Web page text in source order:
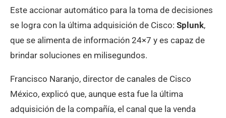
Este accionar automático para la toma de decisiones
se logra con la última adquisición de Cisco: Splunk,
que se alimenta de información 24×7 y es capaz de
brindar soluciones en milisegundos.
Francisco Naranjo, director de canales de Cisco
México, explicó que, aunque esta fue la última
adquisición de la compañía, el canal que la venda